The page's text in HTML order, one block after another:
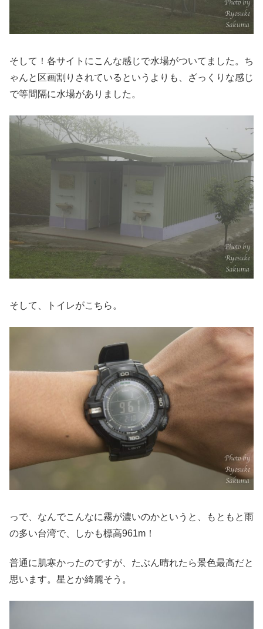
そして！各サイトにこんな感じで水場がついてました。ち
ゃんと区画割りされているというよりも、ざっくりな感じ
で等間隔に水場がありました。
そして、トイレがこちら。
っで、なんでこんなに霧が濃いのかというと、もともと雨
の多い台湾で、しかも標高961m！
普通に肌寒かったのですが、たぶん晴れたら景色最高だと
思います。星とか綺麗そう。